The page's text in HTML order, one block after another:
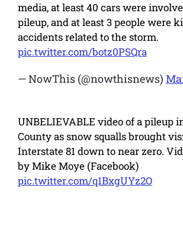
media, at least 40 cars were
pileup, and at least 3 people were
accidents related to the storm.
pic.twitter.com/botz0PSQra
— NowThis (@nowthisnews)
UNBELIEVABLE video of a pileup
County as snow squalls brought
Interstate 81 down to near zero.
by Mike Moye (Facebook)
pic.twitter.com/q1BxgUYz2O